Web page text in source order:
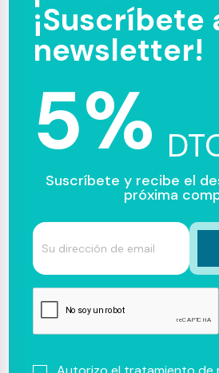
¡Suscríbete
newsletter!
5%
Suscríbete y recibe el
próxima